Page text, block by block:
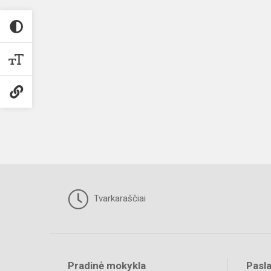
Tvarkaraščiai
Pradinė mokykla